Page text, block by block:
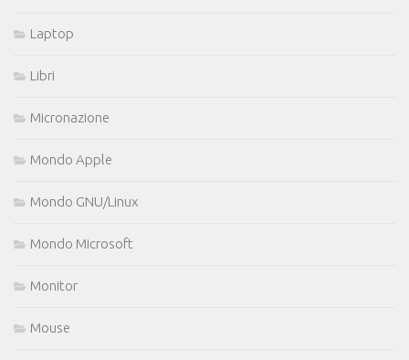
Laptop
Libri
Micronazione
Mondo Apple
Mondo GNU/Linux
Mondo Microsoft
Monitor
Mouse